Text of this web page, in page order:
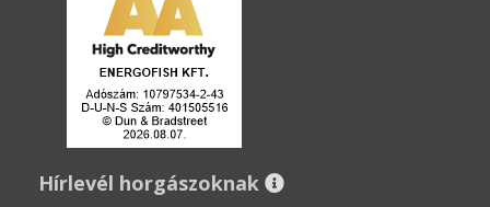
Hírlevél horgászoknak